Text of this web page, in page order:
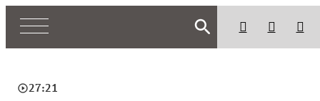
search
play_circle_outline27:21